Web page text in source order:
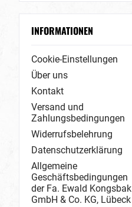
INFORMATIONEN
Cookie-Einstellungen
Über uns
Kontakt
Versand und
Zahlungsbedingungen
Widerrufsbelehrung
Datenschutzerklärung
Allgemeine
Geschäftsbedingungen
der Fa. Ewald Kongsbak
GmbH & Co. KG, Lübeck